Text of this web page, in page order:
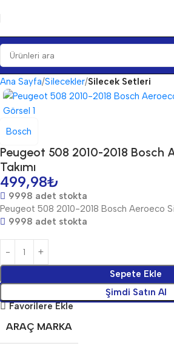
Ana Sayfa Silecekler Silecek Setleri
Bosch
Peugeot 508 2010-2018 Bosch
Takımı
499,98₺
9998 adet stokta
Peugeot 508 2010-2018 Bosch Aeroeco
9998 adet stokta
Sepete Ekle
Şimdi Satın Al
Favorilere Ekle
ARAÇ MARKA